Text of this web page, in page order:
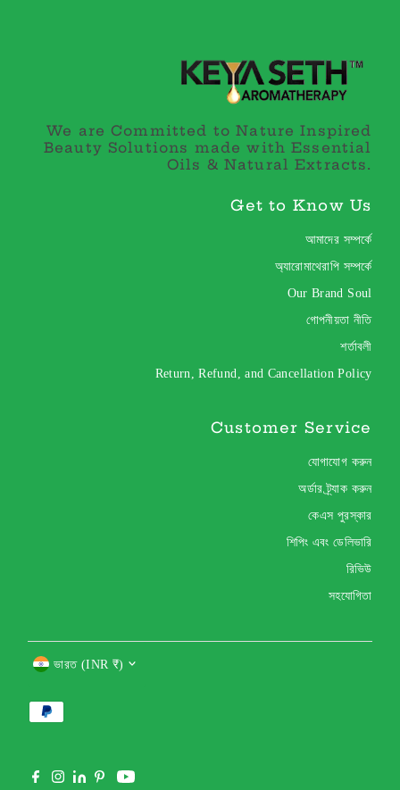
We are Committed to Nature Inspired
Beauty Solutions made with Essential
Oils & Natural Extracts.
Get to Know Us
আমাদের সম্পর্কে
অ্যারোমাথেরাপি সম্পর্কে
Our Brand Soul
গোপনীয়তা নীতি
শর্তাবলী
Return, Refund, and Cancellation Policy
Customer Service
যোগাযোগ করুন
অর্ডার ট্র্যাক করুন
কেএস পুরস্কার
শিপিং এবং ডেলিভারি
রিভিউ
সহযোগিতা
ভারত (INR ₹)